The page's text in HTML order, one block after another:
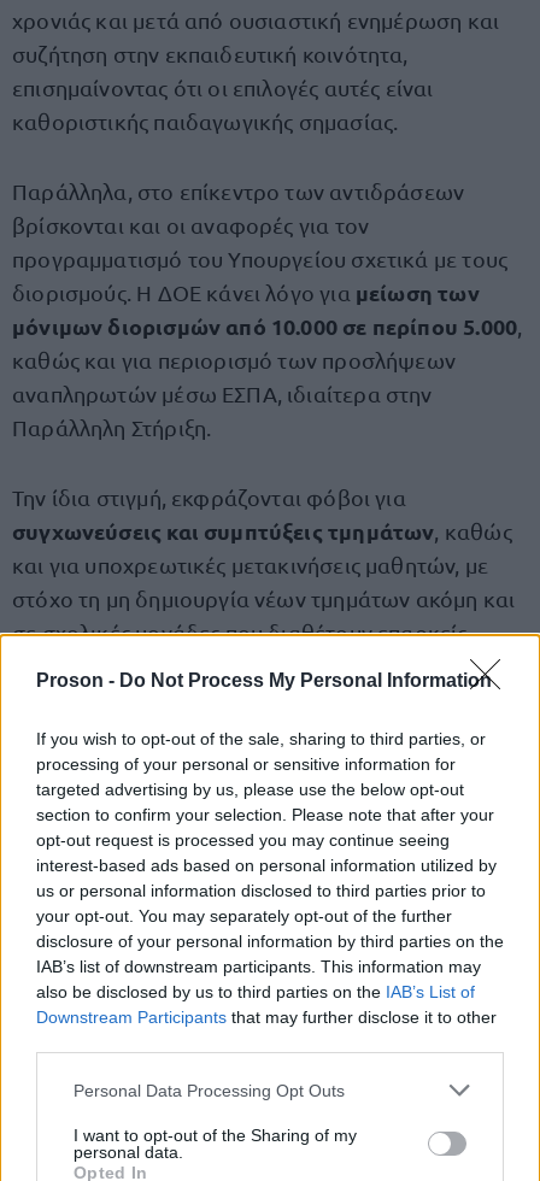
Proson - Do Not Process My Personal Information
If you wish to opt-out of the sale, sharing to third parties, or
processing of your personal or sensitive information for
targeted advertising by us, please use the below opt-out
section to confirm your selection. Please note that after your
opt-out request is processed you may continue seeing
interest-based ads based on personal information utilized by
us or personal information disclosed to third parties prior to
your opt-out. You may separately opt-out of the further
disclosure of your personal information by third parties on the
IAB’s list of downstream participants. This information may
also be disclosed by us to third parties on the IAB’s List of
Downstream Participants that may further disclose it to other
Please note that this website/app uses one or more Google
not limited to your visit or usage behaviour. You may click to
grant or deny consent to Google and its third-party tags to
Personal Data Processing Opt Outs
I want to opt-out of the Sharing of my
personal data.
Opted In
χρονιάς και μετά από ουσιαστική ενημέρωση και
συζήτηση στην εκπαιδευτική κοινότητα,
επισημαίνοντας ότι οι επιλογές αυτές είναι
καθοριστικής παιδαγωγικής σημασίας.
Παράλληλα, στο επίκεντρο των αντιδράσεων
βρίσκονται και οι αναφορές για τον
προγραμματισμό του Υπουργείου σχετικά με τους
διορισμούς. Η ΔΟΕ κάνει λόγο για μείωση των
μόνιμων διορισμών από 10.000 σε περίπου 5.000
καθώς και για περιορισμό των προσλήψεων
αναπληρωτών μέσω ΕΣΠΑ, ιδιαίτερα στην
Παράλληλη Στήριξη.
Την ίδια στιγμή, εκφράζονται φόβοι για
συγχωνεύσεις και συμπτύξεις τμημάτων , καθώς
και για υποχρεωτικές μετακινήσεις μαθητών, με
στόχο τη μη δημιουργία νέων τμημάτων ακόμη και
σε σχολικές μονάδες που διαθέτουν επαρκείς
Η Ομοσπονδία τονίζει ότι όλα αυτά συμβαίνουν
στο τέλος μιας σχολικής χρονιάς κατά την οποία
πολλά κενά δεν καλύφθηκαν ποτέ, με αποτέλεσμα
να χαθούν διδακτικές ώρες και να υπάρξουν
σοβαρές ελλείψεις σε ειδικό εκπαιδευτικό
προσωπικό, όπως ειδικούς παιδαγωγούς, μουσικής,
εικαστικών και φυσικής αγωγής.
Σύμφωνα με τη ΔΟΕ, η κατάσταση αυτή έχει